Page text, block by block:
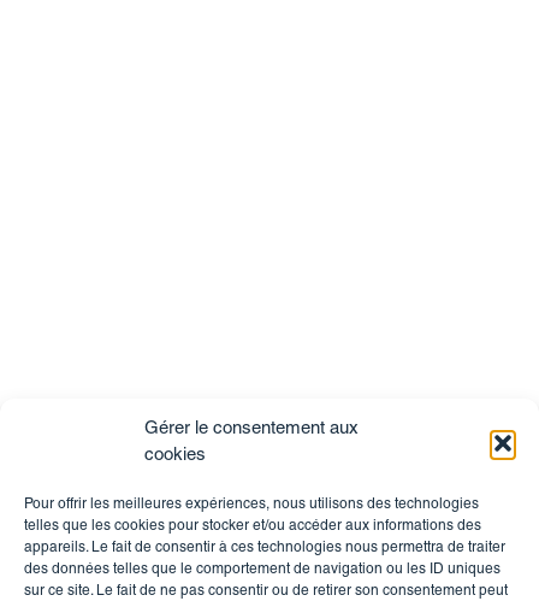
Gérer le consentement aux
cookies
Pour offrir les meilleures expériences, nous utilisons des technologies
telles que les cookies pour stocker et/ou accéder aux informations des
appareils. Le fait de consentir à ces technologies nous permettra de traiter
des données telles que le comportement de navigation ou les ID uniques
sur ce site. Le fait de ne pas consentir ou de retirer son consentement peut